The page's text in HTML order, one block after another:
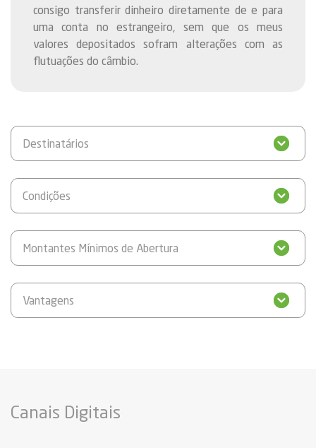
consigo transferir dinheiro diretamente de e para
uma conta no estrangeiro, sem que os meus
valores depositados sofram alterações com as
flutuações do câmbio.
Destinatários
Condições
Montantes Mínimos de Abertura
Vantagens
Canais Digitais